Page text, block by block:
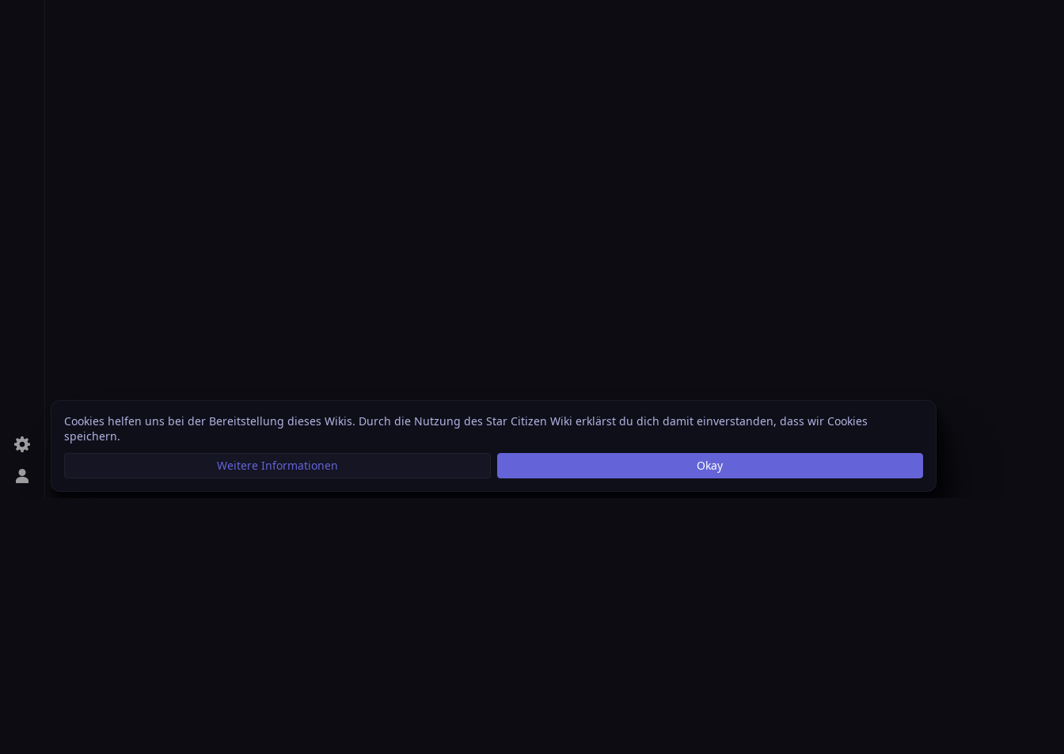
Persönliches Menü aufrufen
Cookies helfen uns bei der Bereitstellung dieses Wikis. Durch die Nutzung des Star Citizen Wiki erklärst du dich damit einverstanden, dass wir Cookies
speichern.
Weitere Informationen
Okay